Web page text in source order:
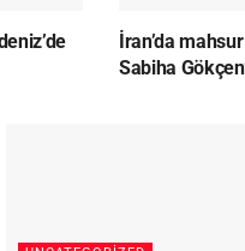
İran’da
Sabiha